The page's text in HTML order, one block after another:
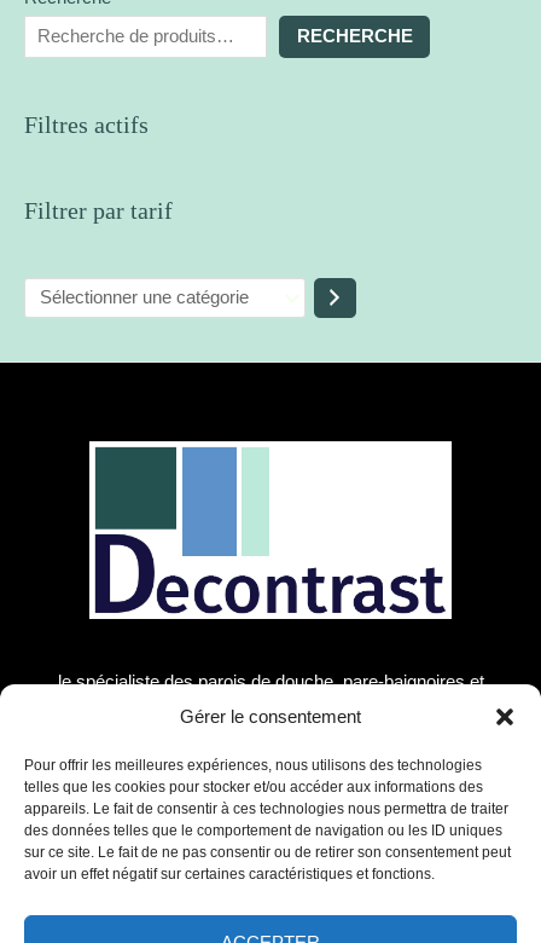
Gérer le consentement
Pour offrir les meilleures expériences, nous utilisons des technologies
telles que les cookies pour stocker et/ou accéder aux informations des
appareils. Le fait de consentir à ces technologies nous permettra de traiter
des données telles que le comportement de navigation ou les ID uniques
sur ce site. Le fait de ne pas consentir ou de retirer son consentement peut
avoir un effet négatif sur certaines caractéristiques et fonctions.
RECHERCHE
Filtres actifs
Filtrer par tarif
le spécialiste des parois de douche, pare-baignoires et
receveurs de douche ! Découvrez notre large gamme de
espace de détente et de bien-être.
Mentions Légales
Paroi de douche
Pare baignoire